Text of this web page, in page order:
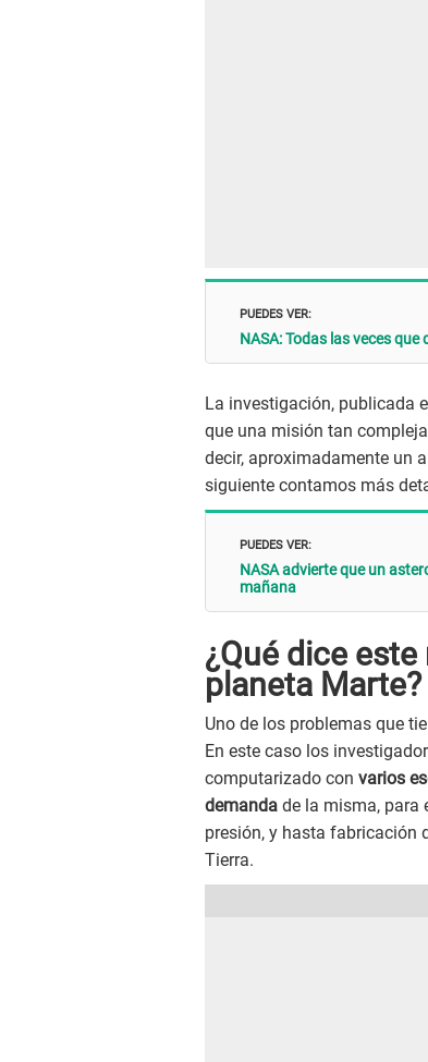
PUEDES VER:
NASA: Todas las veces
La investigación, publicada
que una misión tan
decir, aproximadamente un
siguiente contamos más
PUEDES VER:
NASA advierte que un
mañana
¿Qué dice
planeta Marte?
Uno de los problemas que
En este caso los
computarizado con varios
demanda de la misma, para
presión, y hasta fabricación
Tierra.